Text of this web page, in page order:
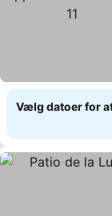
Vælg datoer for